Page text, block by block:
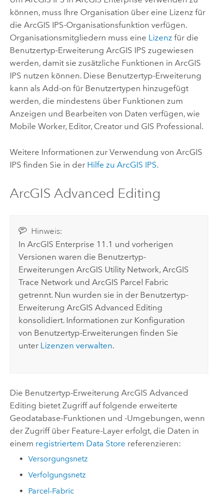
können, muss Ihre Organisation über eine Lizenz für
die ArcGIS IPS-Organisationsfunktion verfügen.
Organisationsmitgliedern muss eine Lizenz für die
Benutzertyp-Erweiterung ArcGIS IPS zugewiesen
werden, damit sie zusätzliche Funktionen in ArcGIS
IPS nutzen können. Diese Benutzertyp-Erweiterung
kann als Add-on für Benutzertypen hinzugefügt
werden, die mindestens über Funktionen zum
Anzeigen und Bearbeiten von Daten verfügen, wie
Mobile Worker, Editor, Creatorund GIS Professional .
Weitere Informationen zur Verwendung von ArcGIS
IPS finden Sie in der Hilfe zu ArcGIS IPS.
ArcGIS Advanced Editing
Hinweis:
InArcGIS Enterprise 11.1 und vorherigen
Versionen waren die Benutzertyp-
ErweiterungenArcGIS Utility Network,ArcGIS
Trace Network undArcGIS Parcel Fabric
getrennt. Nun wurden sie in der Benutzertyp-
ErweiterungArcGIS Advanced Editing
konsolidiert. Informationen zur Konfiguration
von Benutzertyp-Erweiterungen finden Sie
unter Lizenzen verwalten.
Die Benutzertyp-Erweiterung ArcGIS Advanced
Editing bietet Zugriff auf folgende erweiterte
Geodatabase-Funktionen und -Umgebungen, wenn
der Zugriff über Feature-Layer erfolgt, die Daten in
einem registriertem Data Store referenzieren:
Versorgungsnetz
Verfolgungsnetz
Parcel-Fabric